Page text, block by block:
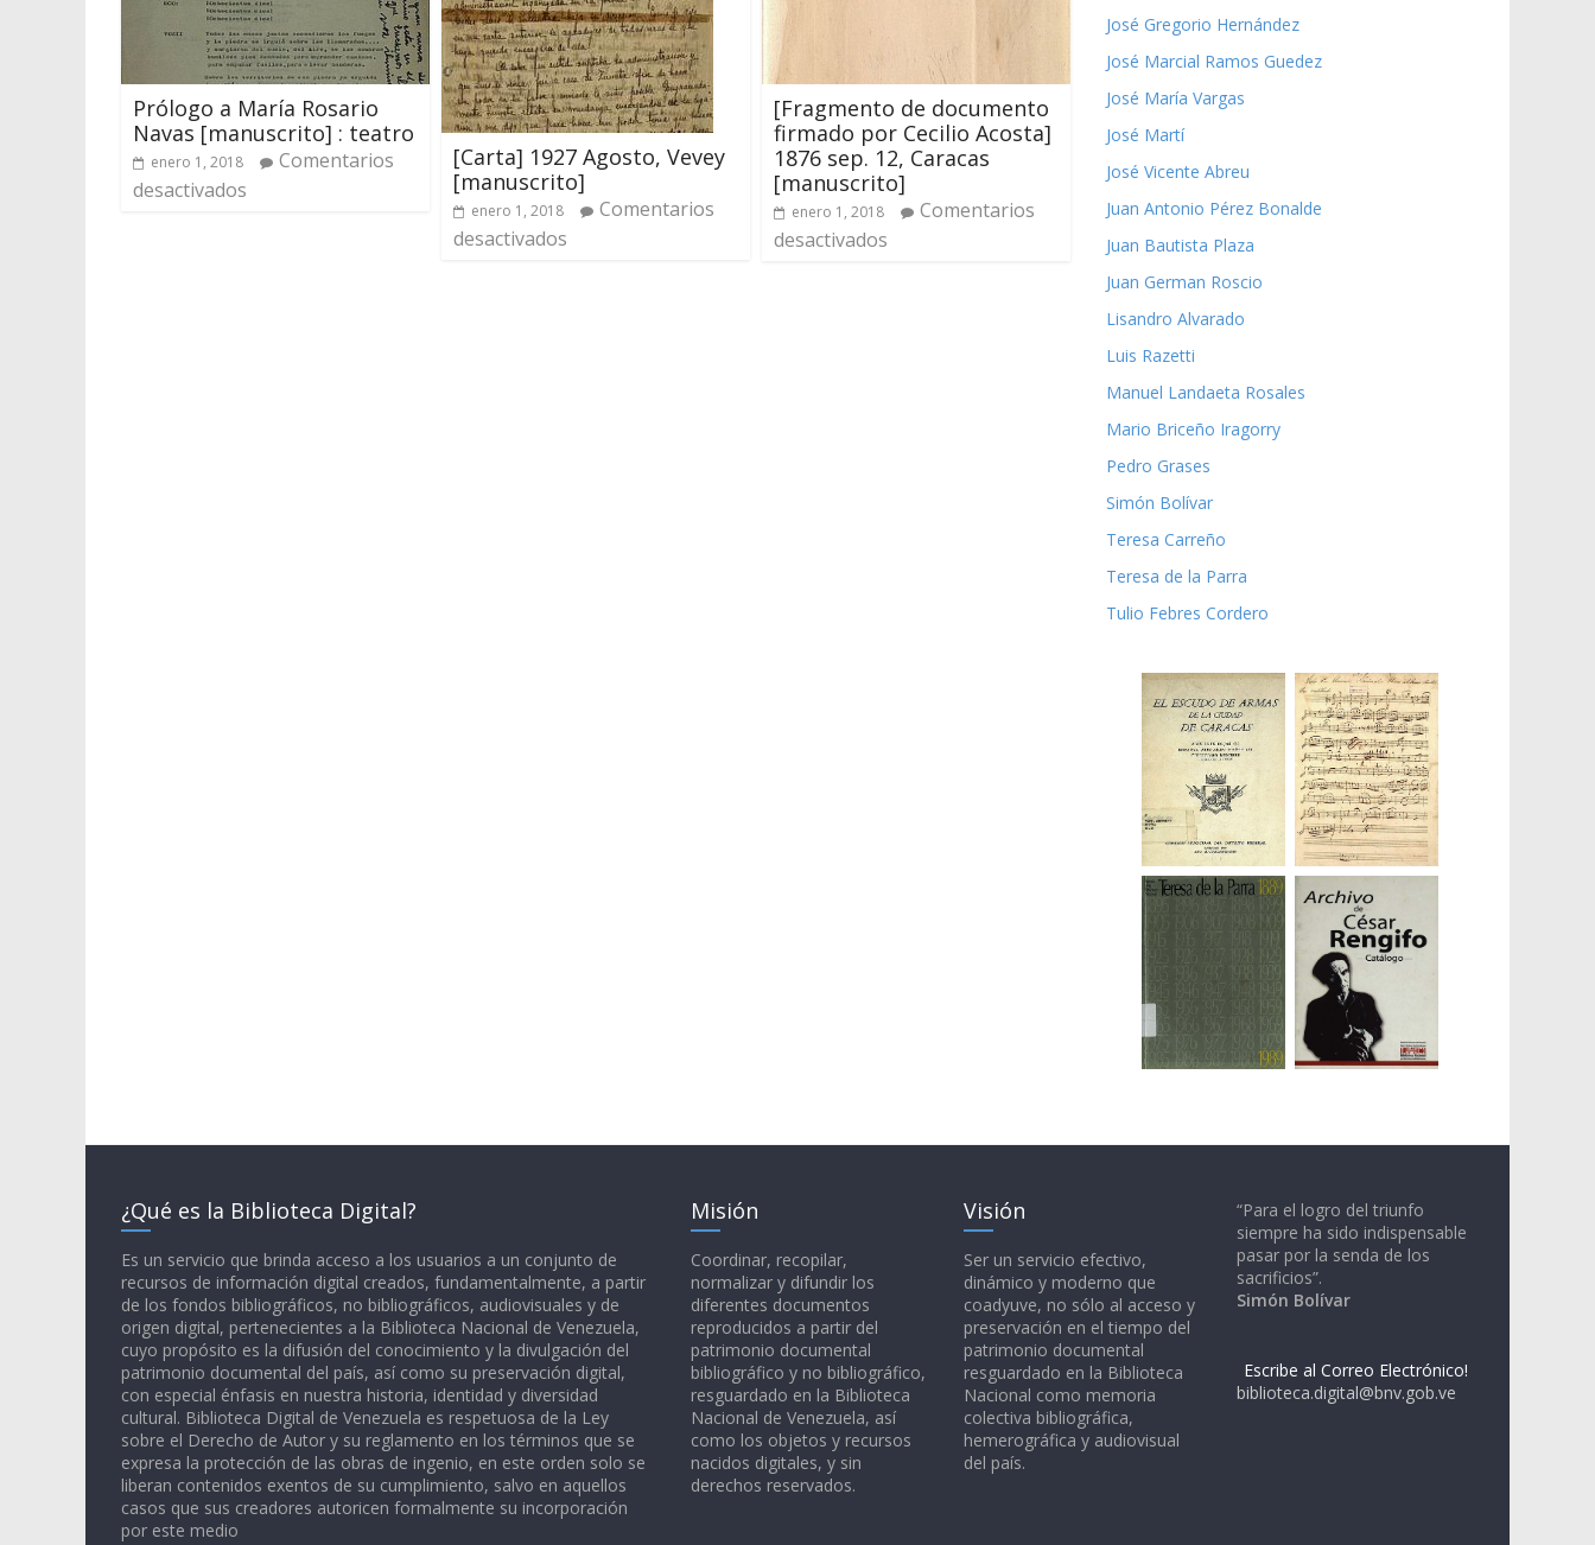
Prólogo a María Rosario
Navas [manuscrito] : teatro
enero 1, 2018
Comentarios
desactivados
[Carta] 1927 Agosto, Vevey
[manuscrito]
enero 1, 2018
Comentarios
desactivados
[Fragmento de documento
firmado por Cecilio Acosta]
1876 sep. 12, Caracas
[manuscrito]
enero 1, 2018
Comentarios
desactivados
José Gregorio Hernández
José Marcial Ramos Guedez
José María Vargas
José Martí
José Vicente Abreu
Juan Antonio Pérez Bonalde
Juan Bautista Plaza
Juan German Roscio
Lisandro Alvarado
Luis Razetti
Manuel Landaeta Rosales
Mario Briceño Iragorry
Pedro Grases
Simón Bolívar
Teresa Carreño
Teresa de la Parra
Tulio Febres Cordero
¿Qué es la Biblioteca Digital?
Es un servicio que brinda acceso a los usuarios a un conjunto de
recursos de información digital creados, fundamentalmente, a partir
de los fondos bibliográficos, no bibliográficos, audiovisuales y de
origen digital, pertenecientes a la Biblioteca Nacional de Venezuela,
cuyo propósito es la difusión del conocimiento y la divulgación del
patrimonio documental del país, así como su preservación digital,
con especial énfasis en nuestra historia, identidad y diversidad
cultural. Biblioteca Digital de Venezuela es respetuosa de la Ley
sobre el Derecho de Autor y su reglamento en los términos que se
expresa la protección de las obras de ingenio, en este orden solo se
liberan contenidos exentos de su cumplimiento, salvo en aquellos
casos que sus creadores autoricen formalmente su incorporación
por este medio
Misión
Coordinar, recopilar,
normalizar y difundir los
diferentes documentos
reproducidos a partir del
patrimonio documental
bibliográfico y no bibliográfico,
resguardado en la Biblioteca
Nacional de Venezuela, así
como los objetos y recursos
nacidos digitales, y sin
derechos reservados.
Visión
Ser un servicio efectivo,
dinámico y moderno que
coadyuve, no sólo al acceso y
preservación en el tiempo del
patrimonio documental
resguardado en la Biblioteca
Nacional como memoria
colectiva bibliográfica,
hemerográfica y audiovisual
del país.
“Para el logro del triunfo
siempre ha sido indispensable
pasar por la senda de los
sacrificios”.
Simón Bolívar
Escribe al Correo Electrónico!
biblioteca.digital@bnv.gob.ve